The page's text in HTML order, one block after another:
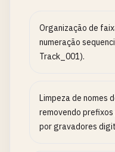
Organização de
numeração
Track_001).
Limpeza de nomes
removendo
por gravadores